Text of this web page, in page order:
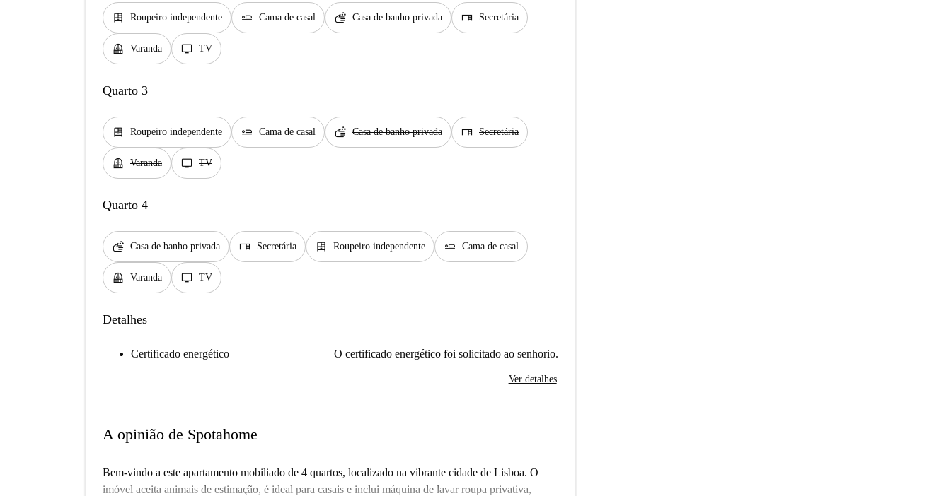
dresser Roupeiro independente airline_seat_flat Cama de casal soap Casa de banho privada desk Secretária
balcony Varanda tv TV
Quarto 3
dresser Roupeiro independente airline_seat_flat Cama de casal soap Casa de banho privada desk Secretária
balcony Varanda tv TV
Quarto 4
soap Casa de banho privada desk Secretária dresser Roupeiro independente airline_seat_flat Cama de casal
balcony Varanda tv TV
Detalhes
Certificado energético O certificado energético foi solicitado ao senhorio.
Ver detalhes
A opinião de Spotahome
Bem-vindo a este apartamento mobiliado de 4 quartos, localizado na vibrante cidade de Lisboa. O
imóvel aceita animais de estimação, é ideal para casais e inclui máquina de lavar roupa privativa,